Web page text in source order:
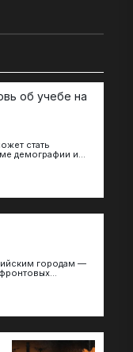
об учебе на
стать
демографии и
городам —